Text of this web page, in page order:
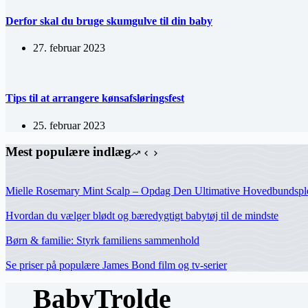
Derfor skal du bruge skumgulve til din baby
27. februar 2023
Tips til at arrangere kønsafsløringsfest
25. februar 2023
Mest populære indlæg
Mielle Rosemary Mint Scalp – Opdag Den Ultimative
Hvordan du vælger blødt og bæredygtigt babytøj til de mindste
Børn & familie: Styrk familiens sammenhold
Se priser på populære James Bond film og tv-serier